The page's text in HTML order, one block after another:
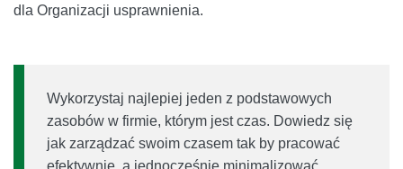
dla Organizacji usprawnienia.
Wykorzystaj najlepiej jeden z podstawowych
zasobów w firmie, którym jest czas. Dowiedz się
jak zarządzać swoim czasem tak by pracować
efektywnie, a jednocześnie minimalizować